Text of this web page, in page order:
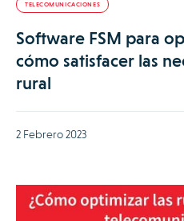
TELECOMUNICACIONES
Software FSM para
cómo satisfacer las
rural
2 Febrero 2023